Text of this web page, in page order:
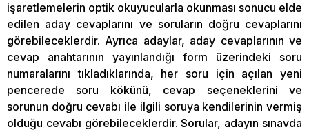
işaretlemelerin optik okuyucularla okunması sonucu elde
edilen aday cevaplarını ve soruların doğru cevaplarını
görebileceklerdir. Ayrıca adaylar, aday cevaplarının ve
cevap anahtarının yayınlandığı form üzerindeki soru
numaralarını tıkladıklarında, her soru için açılan yeni
pencerede soru kökünü, cevap seçeneklerini ve
sorunun doğru cevabı ile ilgili soruya kendilerinin vermiş
olduğu cevabı görebileceklerdir. Sorular, adayın sınavda